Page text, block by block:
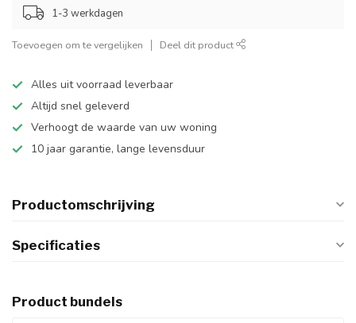
1-3 werkdagen
Toevoegen om te vergelijken Deel dit product
Alles uit voorraad leverbaar
Altijd snel geleverd
Verhoogt de waarde van uw woning
10 jaar garantie, lange levensduur
Productomschrijving
Specificaties
Product bundels